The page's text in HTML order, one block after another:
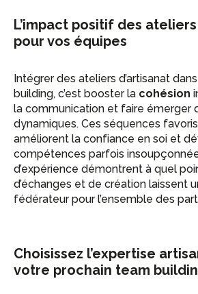
L’impact positif des
pour vos équipes
Intégrer des ateliers d’artisanat
building, c’est booster la cohésion
la communication et faire émerger
dynamiques. Ces séquences
améliorent la confiance en soi et
compétences parfois
d’expérience démontrent à quel
d’échanges et de création laissent
fédérateur pour l’ensemble des
Choisissez l’expertise
votre prochain team